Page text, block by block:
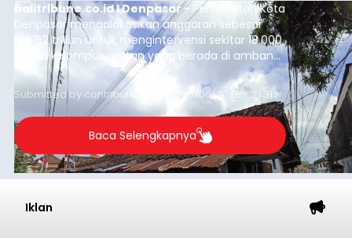
balitribune.co.id I Denpasar - Pemerintah Kota
Denpasar mengalokasikan anggaran sebesar
Rp1,152 triliun untuk mengintervensi sekitar 18.000
warga kelompok rentan yang berada di ambang
garis kemiskinan. Langkah strategis ini diambil
guna menjaga masyarakat yang berada pada
kelompok desil 5 dan 6 tersebut agar tidak
merosot ke kategori miskin.
Submitted by contributor Thu, 08/06/2026 - 21:31
Baca Selengkapnya
Iklan